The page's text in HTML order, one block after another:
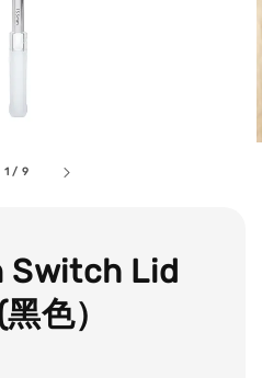
1 / 9
Switch Lid
色）